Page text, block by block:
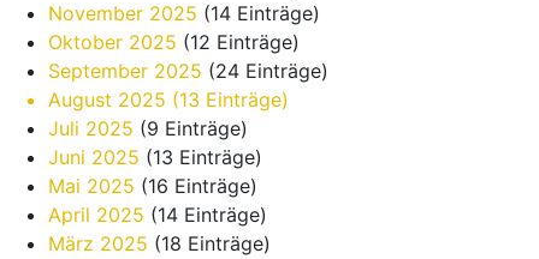
November 2025 (14 Einträge)
Oktober 2025 (12 Einträge)
September 2025 (24 Einträge)
August 2025 (13 Einträge)
Juli 2025 (9 Einträge)
Juni 2025 (13 Einträge)
Mai 2025 (16 Einträge)
April 2025 (14 Einträge)
März 2025 (18 Einträge)